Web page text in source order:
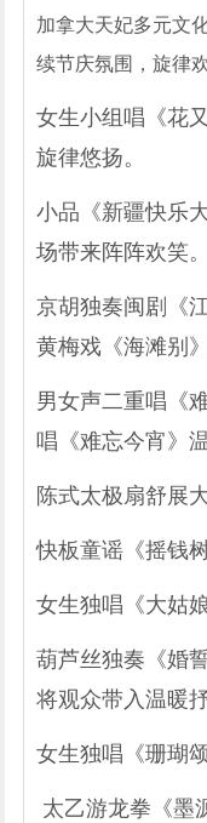
加拿大天妃多元文
续节庆氛围，旋律
女生小组唱《花
旋律悠扬。
小品《新疆快乐
场带来阵阵欢笑。
京胡独奏闽剧《
黄梅戏《海滩别
男女声二重唱《
唱《难忘今宵》
陈式太极扇舒展
快板童谣《摇钱
女生独唱《大姑
葫芦丝独奏《婚
将观众带入温暖
女生独唱《珊瑚
太乙游龙拳《墨